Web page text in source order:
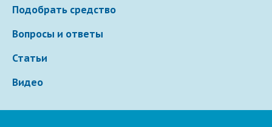
Подобрать средство
Вопросы и ответы
Статьи
Видео